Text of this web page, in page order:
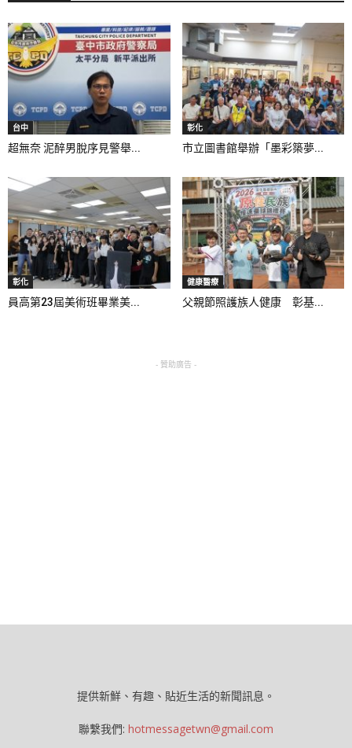
台中
超無奈 泥醉男脫序見警舉...
彰化
市立圖書館舉辦「墨彩築夢...
彰化
員高第23屆美術班畢業美...
健康醫療
父親節照護族人健康 彰基...
- 贊助廣告 -
提供新鮮、有趣、貼近生活的新聞訊息。
聯繫我們: hotmessagetwn@gmail.com